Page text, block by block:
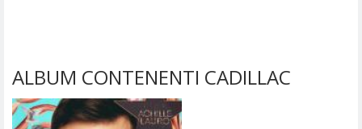
ALBUM CONTENENTI CADILLAC